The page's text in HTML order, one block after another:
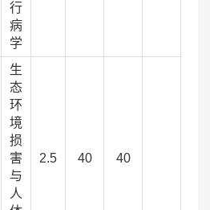
行
病
学
生
态
环
境
损
害
与
人
2.5 40 40